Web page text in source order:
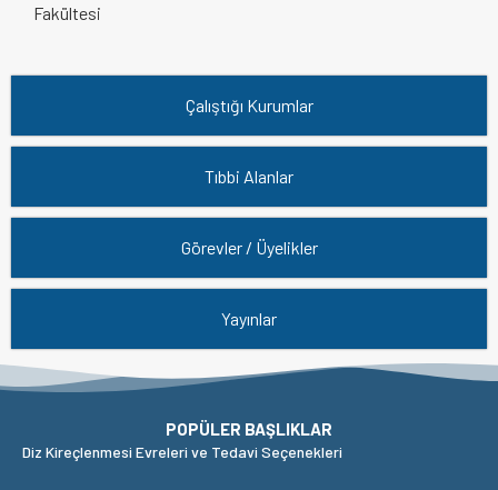
Çalıştığı Kurumlar
Tıbbi Alanlar
Görevler / Üyelikler
Yayınlar
Fakültesi
POPÜLER BAŞLIKLAR
Diz Kireçlenmesi Evreleri ve Tedavi Seçenekleri